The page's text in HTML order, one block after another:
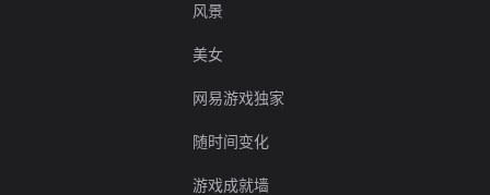
风景
美女
网易游戏独家
随时间变化
游戏成就墙